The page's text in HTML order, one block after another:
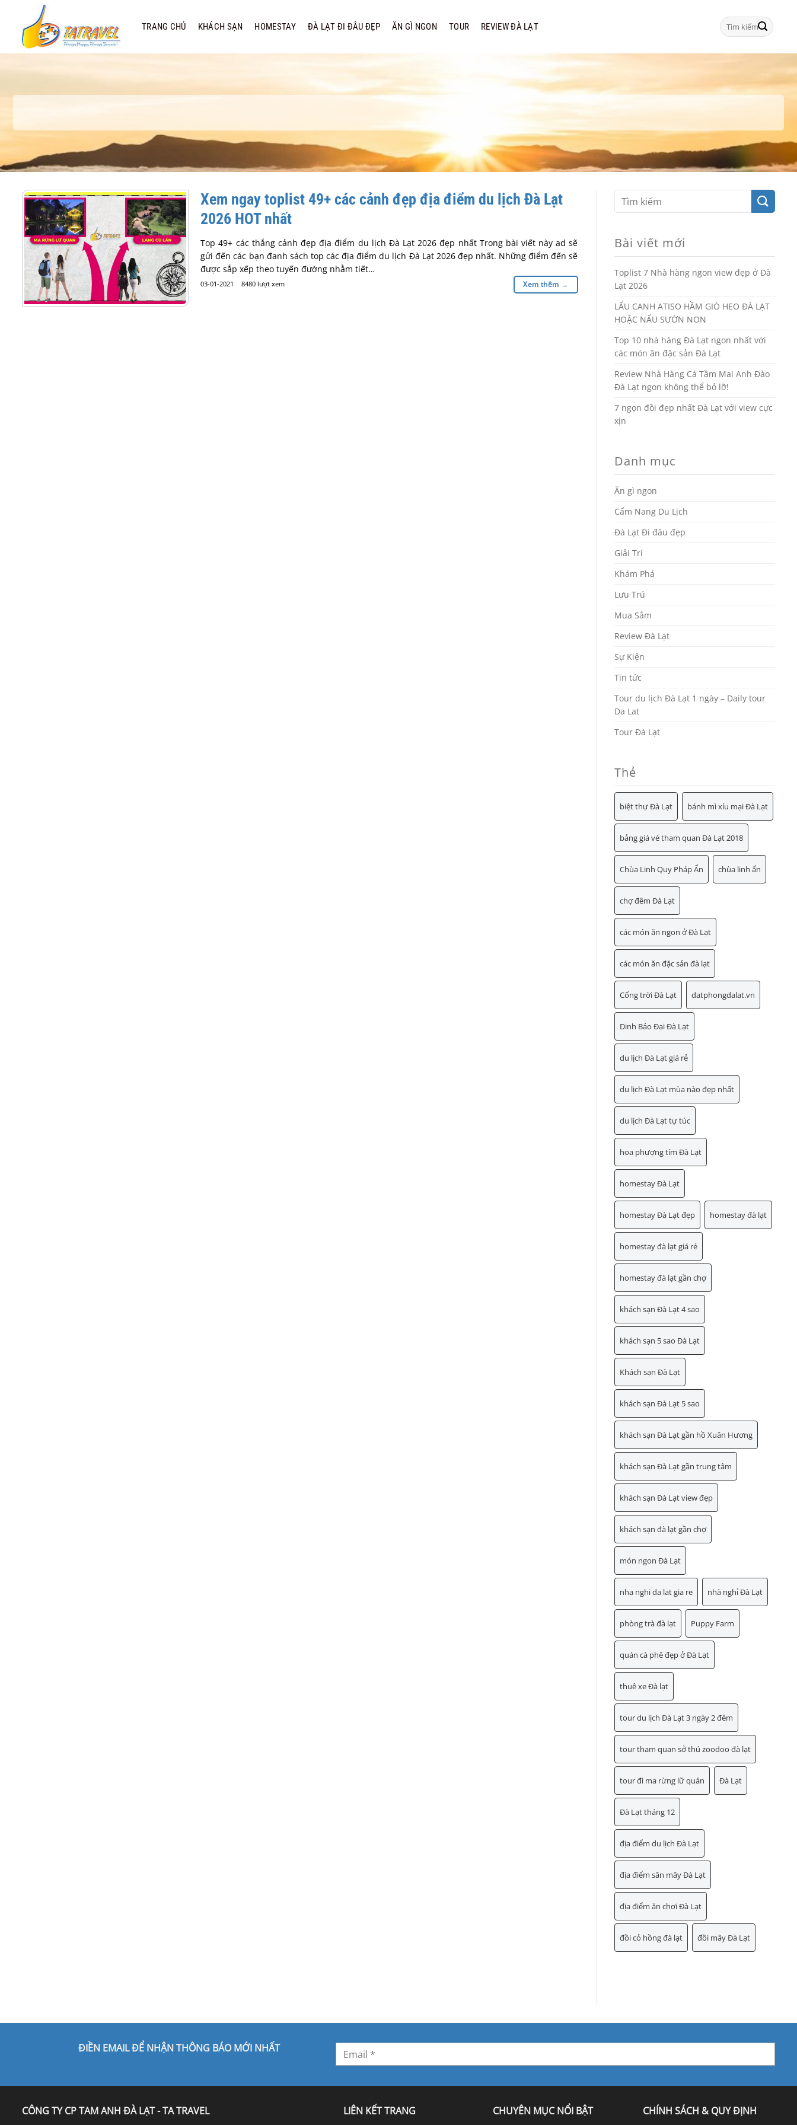
dung
TRANG CHỦ KHÁCH SẠN HOMESTAY ĐÀ LẠT ĐI ĐÂU ĐẸP ĂN GÌ NGON TOUR REVIEW ĐÀ LẠT
Tìm
kiếm:
Xem ngay toplist 49+ các cảnh đẹp địa điểm du lịch Đà Lạt
2026 HOT nhất
Top 49+ các thắng cảnh đẹp địa điểm du lịch Đà Lạt 2026 đẹp nhất Trong bài viết này ad sẽ
gửi đến các bạn đanh sách top các địa điểm du lịch Đà Lạt 2026 đẹp nhất. Những điểm đến sẽ
được sắp xếp theo tuyến đường nhằm tiết…
03-01-2021 8480 lượt xem Xem thêm →
Bài viết mới
Toplist 7 Nhà hàng ngon view đẹp ở Đà
Lạt 2026
LẨU CANH ATISO HẦM GIÒ HEO ĐÀ LẠT
HOẶC NẤU SƯỜN NON
Top 10 nhà hàng Đà Lạt ngon nhất với
các món ăn đặc sản Đà Lạt
Review Nhà Hàng Cá Tầm Mai Anh Đào
Đà Lạt ngon không thể bỏ lỡ!
7 ngọn đồi đẹp nhất Đà Lạt với view cực
xịn
Danh mục
Ăn gì ngon
Cẩm Nang Du Lịch
Đà Lạt Đi đâu đẹp
Giải Trí
Khám Phá
Lưu Trú
Mua Sắm
Review Đà Lạt
Sự Kiện
Tin tức
Tour du lịch Đà Lạt 1 ngày – Daily tour
Da Lat
Tour Đà Lạt
Thẻ
biệt thự Đà Lạt bánh mì xíu mại Đà Lạt
bảng giá vé tham quan Đà Lạt 2018
Chùa Linh Quy Pháp Ấn chùa linh ẩn
chợ đêm Đà Lạt
các món ăn ngon ở Đà Lạt
các món ăn đặc sản đà lạt
Cổng trời Đà Lạt datphongdalat.vn
Dinh Bảo Đại Đà Lạt
du lịch Đà Lạt giá rẻ
du lịch Đà Lạt mùa nào đẹp nhất
du lịch Đà Lạt tự túc
hoa phượng tím Đà Lạt
homestay Đà Lạt
homestay Đà Lạt đẹp homestay đà lạt
homestay đà lạt giá rẻ
homestay đà lạt gần chợ
khách sạn Đà Lạt 4 sao
khách sạn 5 sao Đà Lạt
Khách sạn Đà Lạt
khách sạn Đà Lạt 5 sao
khách sạn Đà Lạt gần hồ Xuân Hương
khách sạn Đà Lạt gần trung tâm
khách sạn Đà Lạt view đẹp
khách sạn đà lạt gần chợ
món ngon Đà Lạt
nha nghi da lat gia re nhà nghỉ Đà Lạt
phòng trà đà lạt Puppy Farm
quán cà phê đẹp ở Đà Lạt
thuê xe Đà lạt
tour du lịch Đà Lạt 3 ngày 2 đêm
tour tham quan sở thú zoodoo đà lạt
tour đi ma rừng lữ quán Đà Lạt
Đà Lạt tháng 12
địa điểm du lịch Đà Lạt
địa điểm săn mây Đà Lạt
địa điểm ăn chơi Đà Lạt
đồi cỏ hồng đà lạt đồi mây Đà Lạt
ĐIỀN EMAIL ĐỂ NHẬN THÔNG BÁO MỚI NHẤT
CÔNG TY CP TAM ANH ĐÀ LẠT - TA TRAVEL LIÊN KẾT TRANG CHUYÊN MỤC NỔI BẬT CHÍNH SÁCH & QUY ĐỊNH